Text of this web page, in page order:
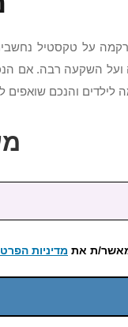
רקמה על טקסטיל
השקעה רבה. אם
לילדים והנכם שואפים
ת את מדיניות